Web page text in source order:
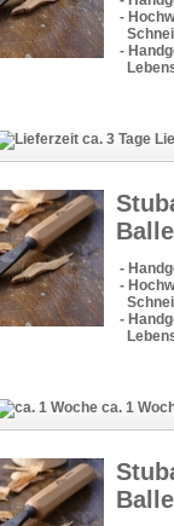
-
-
-
-
-
ca. 1